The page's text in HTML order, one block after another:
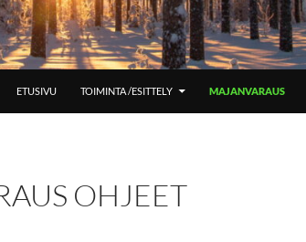
ETUSIVU
TOIMINTA /ESITTELY MAJANVARAUS
OHJEET